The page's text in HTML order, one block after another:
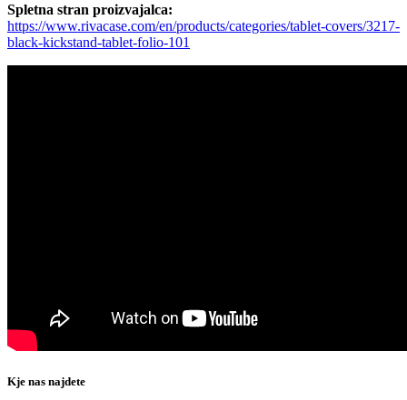
Spletna stran proizvajalca:
https://www.rivacase.com/en/products/categories/tablet-covers/3217-
black-kickstand-tablet-folio-101
Kje nas najdete